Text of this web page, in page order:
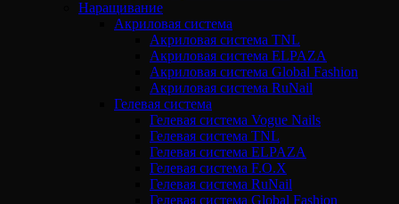
Наращивание
Акриловая система
Акриловая система TNL
Акриловая система ELPAZA
Акриловая система Global Fashion
Акриловая система RuNail
Гелевая система
Гелевая система Vogue Nails
Гелевая система TNL
Гелевая система ELPAZA
Гелевая система F.O.X
Гелевая система RuNail
Гелевая система Global Fashion